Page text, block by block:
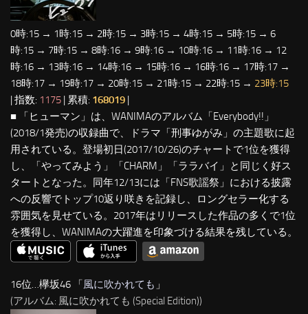
0時:15 → 1時:15 → 2時:15 → 3時:15 → 4時:15 → 5時:15 → 6
時:15 → 7時:15 → 8時:16 → 9時:16 → 10時:16 → 11時:16 → 12
時:16 → 13時:16 → 14時:16 → 15時:16 → 16時:16 → 17時:17 →
18時:17 → 19時:17 → 20時:15 → 21時:15 → 22時:15 → 23時:15
| 指数: 1175 | 累積: 168019 |
■ 「ヒューマン」は、WANIMAのアルバム「Everybody!!」
(2018/1発売)の収録曲で、ドラマ「刑事ゆがみ」の主題歌に起
用されている。登場初日(2017/10/26)のチャートで1位を獲得
し、「やってみよう」「CHARM」「ララバイ」と同じく好ス
タートとなった。同年12/13には「FNS歌謡祭」における披露
への反響でトップ10返り咲きを記録し、ロングセラー化する
雰囲気を見せている。2017年はリリースした作品の多くで1位
を獲得し、WANIMAの大躍進を印象づける結果を残している。
16位…欅坂46 「風に吹かれても 」
(アルバム: 風に吹かれても (Special Edition))